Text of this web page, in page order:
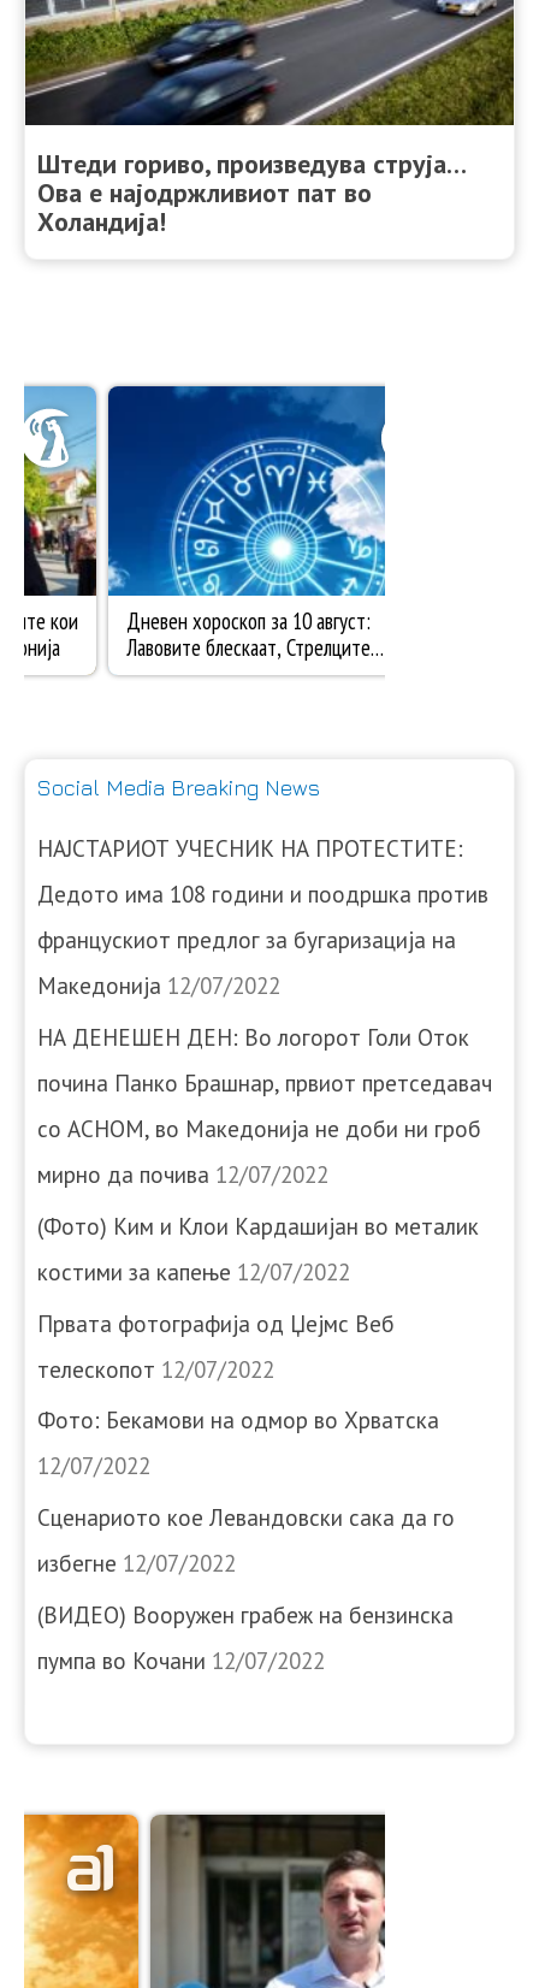
Штеди гориво, произведува струја…
Ова е најодржливиот пат во
Холандија!
Social Media Breaking News
НАЈСТАРИОТ УЧЕСНИК НА ПРОТЕСТИТЕ:
Дедото има 108 години и поодршка против
францускиот предлог за бугаризација на
Македонија 12/07/2022
НА ДЕНЕШЕН ДЕН: Во логорот Голи Оток
почина Панко Брашнар, првиот претседавач
со АСНОМ, во Македонија не доби ни гроб
мирно да почива 12/07/2022
(Фото) Ким и Клои Кардашијан во металик
костими за капење 12/07/2022
Првата фотографија од Џејмс Веб
телескопот 12/07/2022
Фото: Бекамови на одмор во Хрватска
12/07/2022
Сценариото кое Левандовски сака да го
избегне 12/07/2022
(ВИДЕО) Вооружен грабеж на бензинска
пумпа во Кочани 12/07/2022